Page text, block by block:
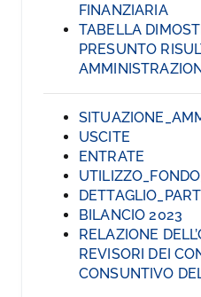
FINANZIARIA
TABELLA
PRESUNTO
USCITE
ENTRATE
BILANCIO 2023
RELAZIONE
REVISORI DEI
CONSUNTIVO